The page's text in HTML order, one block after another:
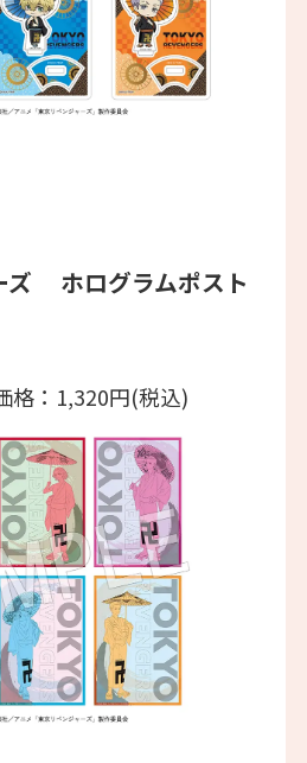
ズ ホログラムポスト
格：1,320円(税込)